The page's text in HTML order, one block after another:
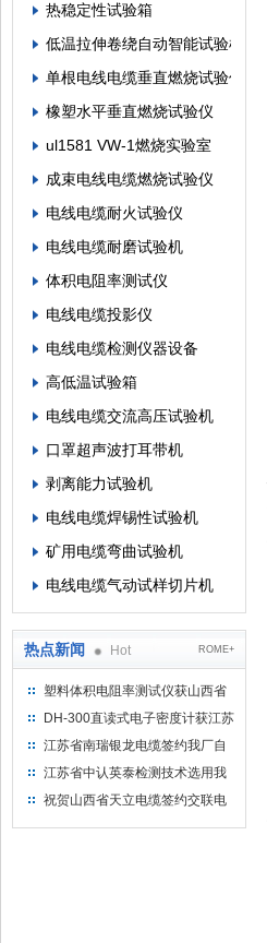
热稳定性试验箱
低温拉伸卷绕自动智能试验机
单根电线电缆垂直燃烧试验仪
橡塑水平垂直燃烧试验仪
ul1581 VW-1燃烧实验室
成束电线电缆燃烧试验仪
电线电缆耐火试验仪
电线电缆耐磨试验机
体积电阻率测试仪
电线电缆投影仪
电线电缆检测仪器设备
高低温试验箱
电线电缆交流高压试验机
口罩超声波打耳带机
剥离能力试验机
电线电缆焊锡性试验机
矿用电缆弯曲试验机
电线电缆气动试样切片机
热点新闻 Hot ROME+
塑料体积电阻率测试仪获山西省
水利机械厂选用
DH-300直读式电子密度计获江苏
省苏州市安信塑业选用
江苏省南瑞银龙电缆签约我厂自
然换气老化箱等电缆检测设备
江苏省中认英泰检测技术选用我
厂自然换气老化试验箱
祝贺山西省天立电缆签约交联电